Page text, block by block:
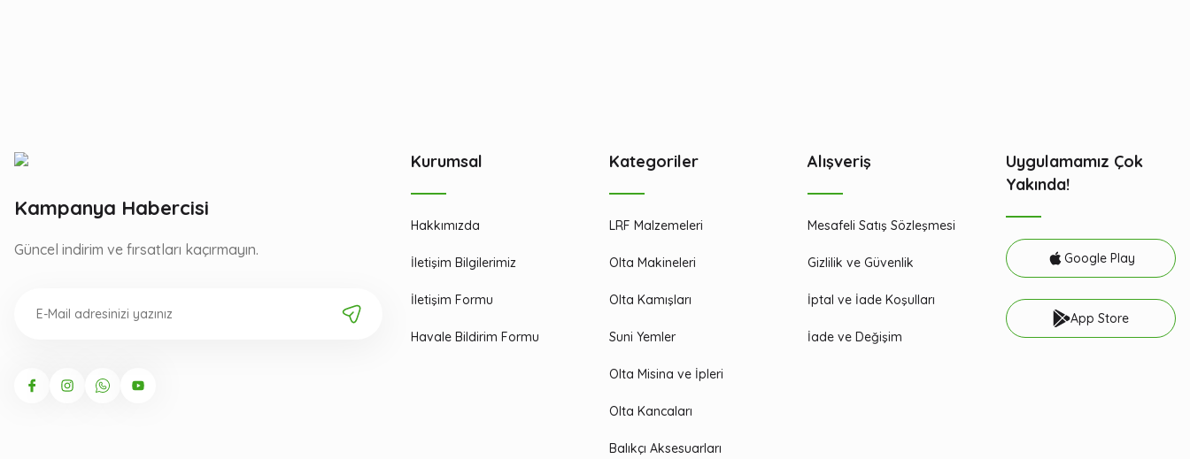
Kampanya Habercisi
Güncel indirim ve fırsatları kaçırmayın.
Kurumsal
Hakkımızda
İletişim Bilgilerimiz
İletişim Formu
Havale Bildirim Formu
Kategoriler
LRF Malzemeleri
Olta Makineleri
Olta Kamışları
Suni Yemler
Olta Misina ve İpleri
Olta Kancaları
Balıkçı Aksesuarları
Alışveriş
Mesafeli Satış Sözleşmesi
Gizlilik ve Güvenlik
İptal ve İade Koşulları
İade ve Değişim
Uygulamamız Çok
Yakında!
Google Play
App Store